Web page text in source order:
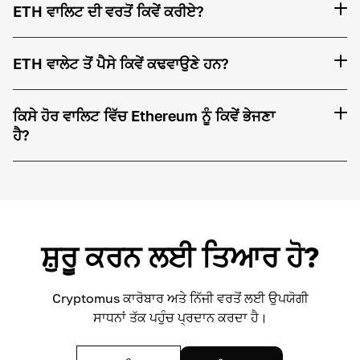
ETH ਵਾਲਿਟ ਦੀ ਵਰਤੋਂ ਕਿਵੇਂ ਕਰੀਏ?
ETH ਵਾਲੇਟ ਤੋਂ ਪੈਸੇ ਕਿਵੇਂ ਕਢਵਾਉਣੇ ਹਨ?
ਕਿਸੇ ਹੋਰ ਵਾਲਿਟ ਵਿੱਚ Ethereum ਨੂੰ ਕਿਵੇਂ ਭੇਜਣਾ
ਹੈ?
ਸ਼ੁਰੂ ਕਰਨ ਲਈ ਤਿਆਰ ਹੋ?
Cryptomus ਕਾਰੋਬਾਰ ਅਤੇ ਨਿੱਜੀ ਵਰਤੋਂ ਲਈ ਉਪਯੋਗੀ
ਸਾਧਨਾਂ ਤੱਕ ਪਹੁੰਚ ਪ੍ਰਦਾਨ ਕਰਦਾ ਹੈ।